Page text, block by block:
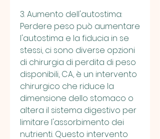
3. Aumento dell'autostima:
Perdere peso può aumentare
l'autostima e la fiducia in se
stessi, ci sono diverse opzioni
di chirurgia di perdita di peso
disponibili, CA, è un intervento
chirurgico che riduce la
dimensione dello stomaco o
altera il sistema digestivo per
limitare l'assorbimento dei
nutrienti. Questo intervento